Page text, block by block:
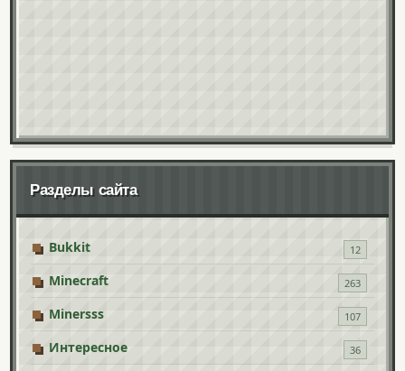
Разделы сайта
Bukkit 12
Minecraft 263
Minersss 107
Интересное 36